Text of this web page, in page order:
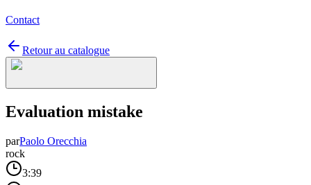
Contact
Retour au catalogue
Evaluation mistake
parPaolo Orecchia
rock
3:39